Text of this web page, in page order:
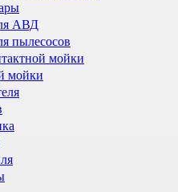
АВД
пылесосов
мойки
мойки